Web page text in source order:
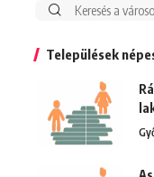
Keresés:
Települések